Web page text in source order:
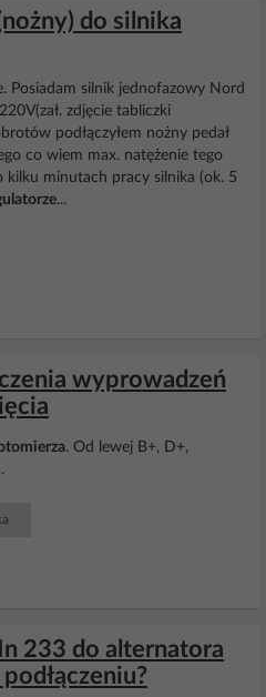
do silnika
Posiadam silnik jednofazowy Nord
zdjęcie tabliczki
podłączyłem nożny pedał
co wiem max. natężenie tego
kilku minutach pracy silnika (ok. 5
...
wyprowadzeń
. Od lewej B+, D+,
233 do alternatora